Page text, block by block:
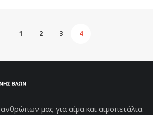
1 2 3 4
μας για αίμα και αιμοπετάλια